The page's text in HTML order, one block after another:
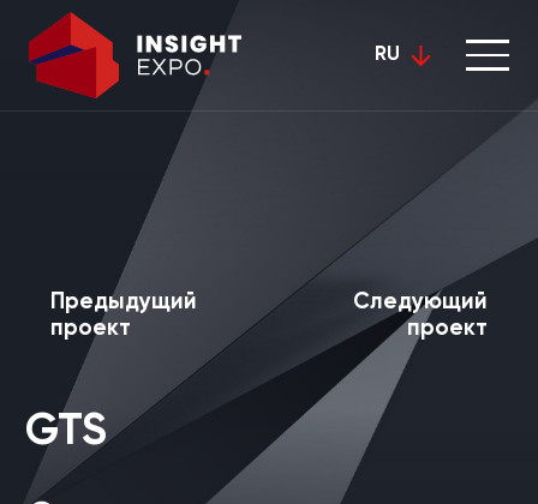
RU
GTS
Предыдущий
проект
Следующий
проект